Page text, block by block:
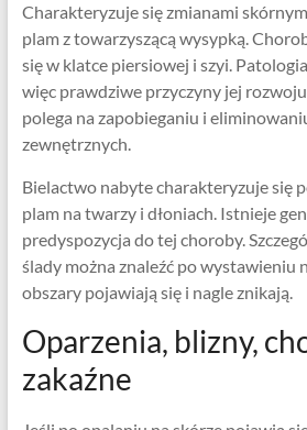
Charakteryzuje się zmianami
plam z towarzyszącą wysypką.
się w klatce piersiowej i szyi.
więc prawdziwe przyczyny jej
polega na zapobieganiu i
zewnętrznych.
Bielactwo nabyte charakteryzuje się
plam na twarzy i dłoniach. Istnieje
predyspozycja do tej choroby.
ślady można znaleźć po wystawieniu
obszary pojawiają się i nagle znikają.
Oparzenia, blizny,
zakaźne